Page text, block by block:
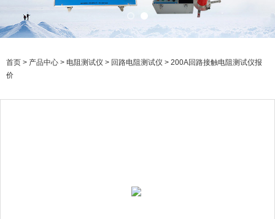
首页 > 产品中心 > 电阻测试仪 > 回路电阻测试仪 > 200A回路接触电阻测试仪报
价